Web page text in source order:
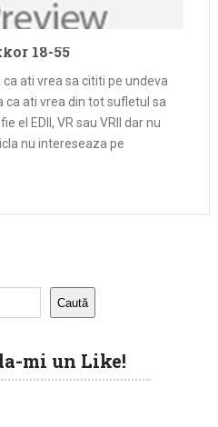
18-55
ca ati vrea sa cititi pe undeva
ca ati vrea din tot sufletul sa
el EDII, VR sau VRII dar nu
nu intereseaza pe
Caută
mi un Like!